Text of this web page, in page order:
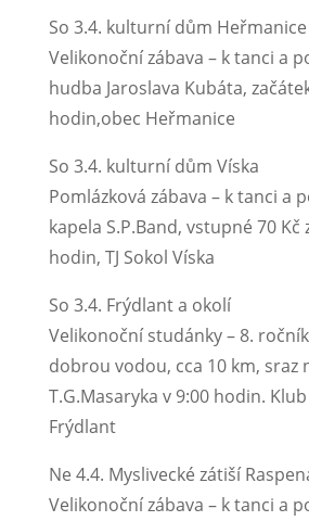
So 3.4. kulturní dům Heřmanice
Velikonoční zábava – k tanci a
hudba Jaroslava Kubáta,
hodin,obec Heřmanice
So 3.4. kulturní dům Víska
Pomlázková zábava – k tanci a
kapela S.P.Band, vstupné 70 Kč
hodin, TJ Sokol Víska
So 3.4. Frýdlant a okolí
Velikonoční studánky – 8.
dobrou vodou, cca 10 km, sraz
T.G.Masaryka v 9:00 hodin.
Frýdlant
Ne 4.4. Myslivecké zátiší
Velikonoční zábava – k tanci a